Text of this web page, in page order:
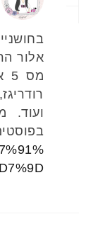
אלור
ועוד.